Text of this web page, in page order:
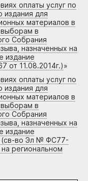
оплаты услуг по
издания для
материалов в
в
Собрания
назначенных на
издание
от 11.08.2014г.)»
оплаты услуг по
издания для
материалов в
в
Собрания
назначенных на
издание
(св-во Эл № ФС77-
региональном